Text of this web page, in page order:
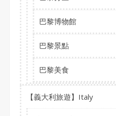
巴黎博物館
巴黎景點
巴黎美食
【義大利旅遊】Italy